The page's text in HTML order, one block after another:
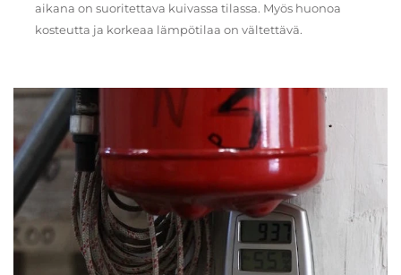
aikana on suoritettava kuivassa tilassa. Myös huonoa
kosteutta ja korkeaa lämpötilaa on vältettävä.